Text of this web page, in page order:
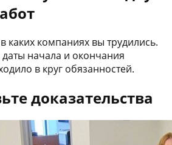
каких компаниях вы трудились.
начала и окончания
в круг обязанностей.
доказательства